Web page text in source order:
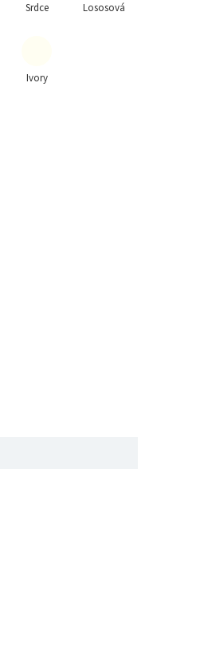
Srdce Lososová
Ivory